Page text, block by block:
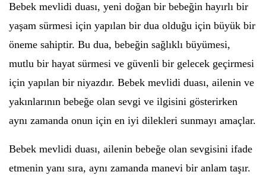
Bebek mevlidi duası, yeni doğan bir bebeğin hayırlı bir
yaşam sürmesi için yapılan bir dua olduğu için büyük bir
öneme sahiptir. Bu dua, bebeğin sağlıklı büyümesi,
mutlu bir hayat sürmesi ve güvenli bir gelecek geçirmesi
için yapılan bir niyazdır. Bebek mevlidi duası, ailenin ve
yakınlarının bebeğe olan sevgi ve ilgisini gösterirken
aynı zamanda onun için en iyi dilekleri sunmayı amaçlar.
Bebek mevlidi duası, ailenin bebeğe olan sevgisini ifade
etmenin yanı sıra, aynı zamanda manevi bir anlam taşır.